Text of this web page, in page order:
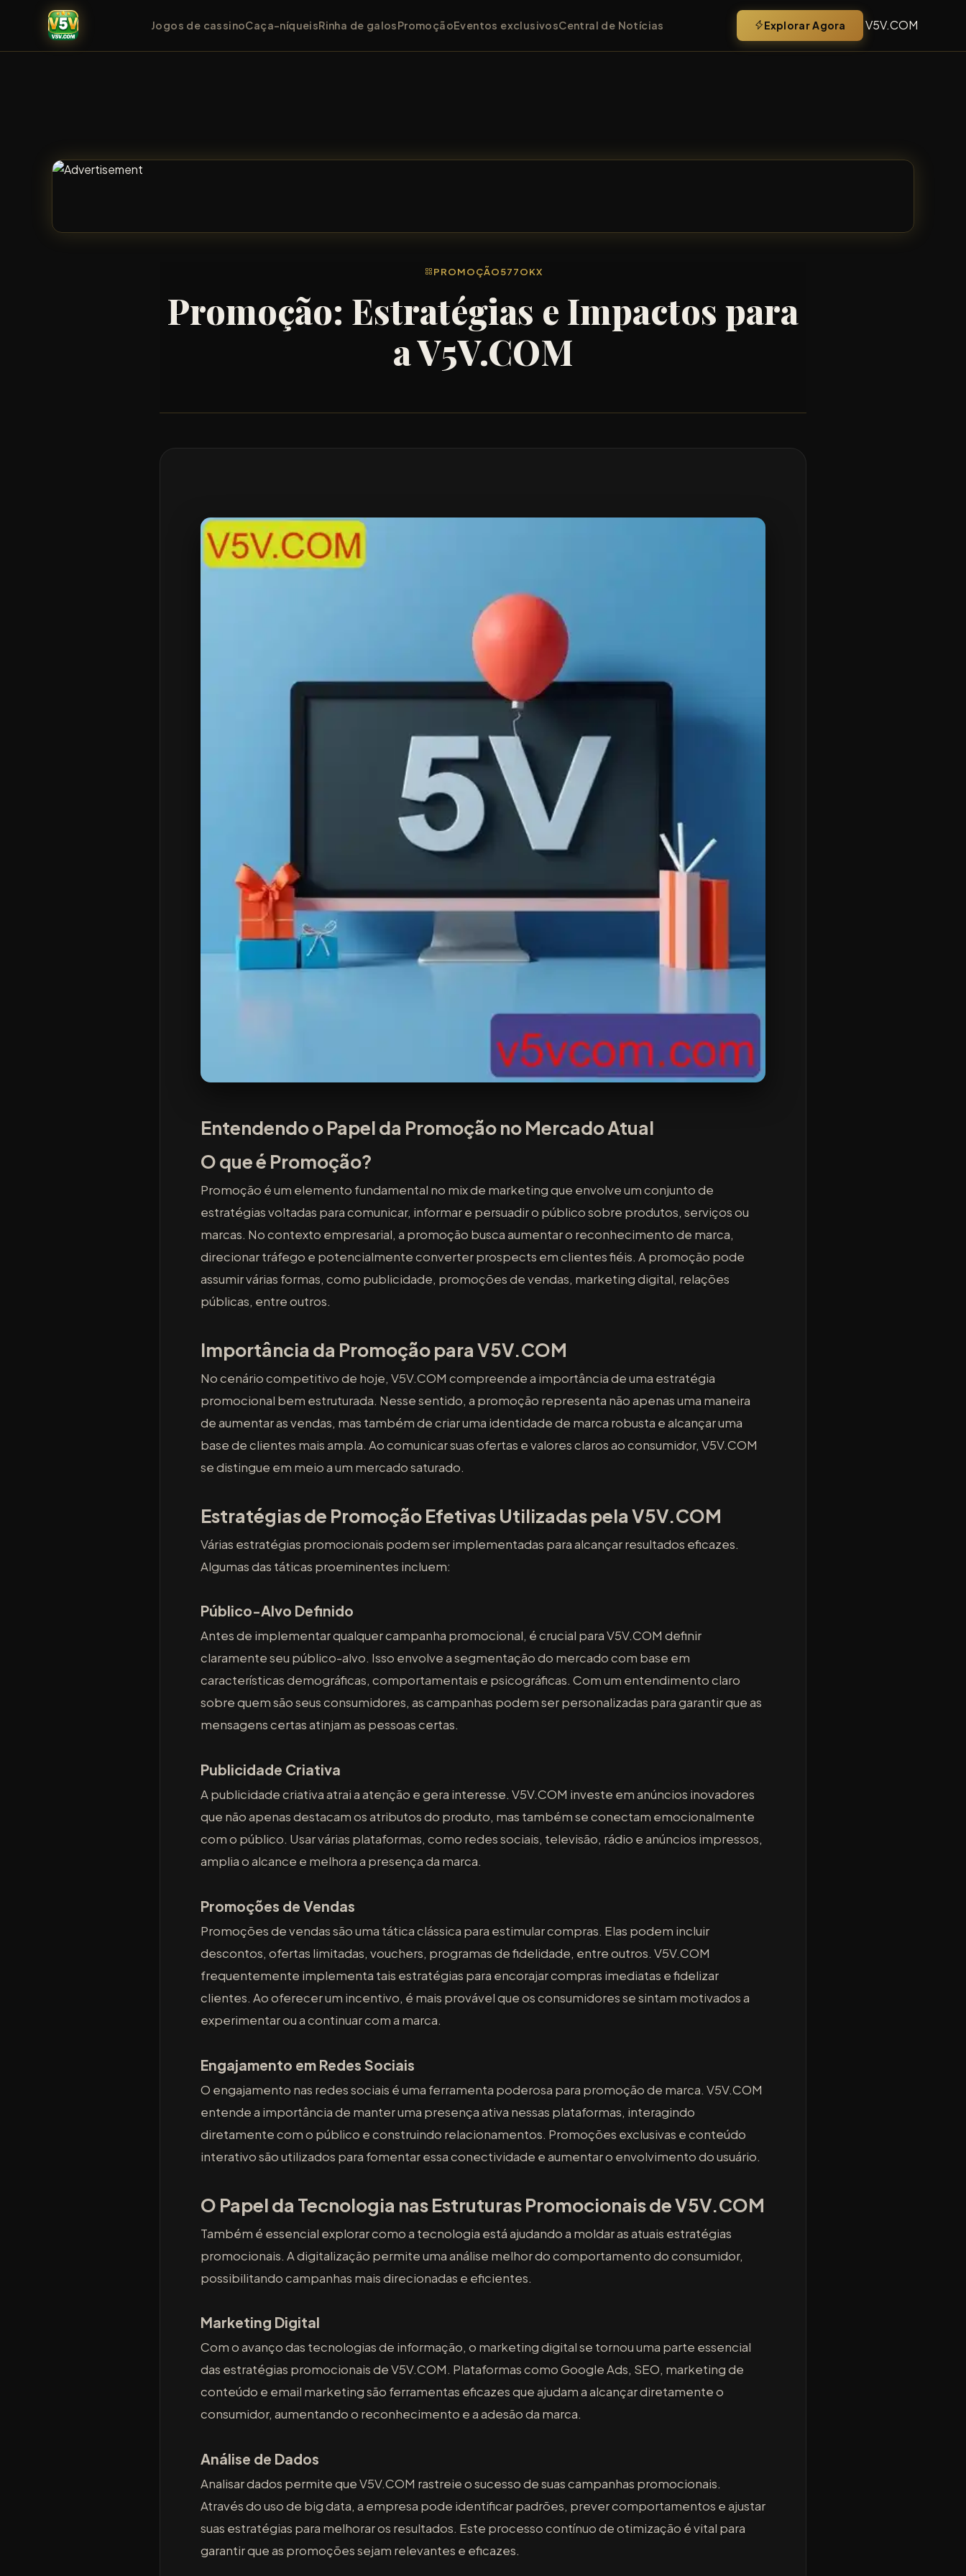
Jogos de cassinoCaça-níqueisRinha de galosPromoçãoEventos exclusivosCentral de Notícias Explorar Agora V5V.COM
PROMOÇÃO577OKX
Promoção: Estratégias e Impactos para
a V5V.COM
Entendendo o Papel da Promoção no Mercado Atual
O que é Promoção?
Promoção é um elemento fundamental no mix de marketing que envolve um conjunto de
estratégias voltadas para comunicar, informar e persuadir o público sobre produtos, serviços ou
marcas. No contexto empresarial, a promoção busca aumentar o reconhecimento de marca,
direcionar tráfego e potencialmente converter prospects em clientes fiéis. A promoção pode
assumir várias formas, como publicidade, promoções de vendas, marketing digital, relações
públicas, entre outros.
Importância da Promoção para V5V.COM
No cenário competitivo de hoje, V5V.COM compreende a importância de uma estratégia
promocional bem estruturada. Nesse sentido, a promoção representa não apenas uma maneira
de aumentar as vendas, mas também de criar uma identidade de marca robusta e alcançar uma
base de clientes mais ampla. Ao comunicar suas ofertas e valores claros ao consumidor, V5V.COM
se distingue em meio a um mercado saturado.
Estratégias de Promoção Efetivas Utilizadas pela V5V.COM
Várias estratégias promocionais podem ser implementadas para alcançar resultados eficazes.
Algumas das táticas proeminentes incluem:
Público-Alvo Definido
Antes de implementar qualquer campanha promocional, é crucial para V5V.COM definir
claramente seu público-alvo. Isso envolve a segmentação do mercado com base em
características demográficas, comportamentais e psicográficas. Com um entendimento claro
sobre quem são seus consumidores, as campanhas podem ser personalizadas para garantir que as
mensagens certas atinjam as pessoas certas.
Publicidade Criativa
A publicidade criativa atrai a atenção e gera interesse. V5V.COM investe em anúncios inovadores
que não apenas destacam os atributos do produto, mas também se conectam emocionalmente
com o público. Usar várias plataformas, como redes sociais, televisão, rádio e anúncios impressos,
amplia o alcance e melhora a presença da marca.
Promoções de Vendas
Promoções de vendas são uma tática clássica para estimular compras. Elas podem incluir
descontos, ofertas limitadas, vouchers, programas de fidelidade, entre outros. V5V.COM
frequentemente implementa tais estratégias para encorajar compras imediatas e fidelizar
clientes. Ao oferecer um incentivo, é mais provável que os consumidores se sintam motivados a
experimentar ou a continuar com a marca.
Engajamento em Redes Sociais
O engajamento nas redes sociais é uma ferramenta poderosa para promoção de marca. V5V.COM
entende a importância de manter uma presença ativa nessas plataformas, interagindo
diretamente com o público e construindo relacionamentos. Promoções exclusivas e conteúdo
interativo são utilizados para fomentar essa conectividade e aumentar o envolvimento do usuário.
O Papel da Tecnologia nas Estruturas Promocionais de V5V.COM
Também é essencial explorar como a tecnologia está ajudando a moldar as atuais estratégias
promocionais. A digitalização permite uma análise melhor do comportamento do consumidor,
possibilitando campanhas mais direcionadas e eficientes.
Marketing Digital
Com o avanço das tecnologias de informação, o marketing digital se tornou uma parte essencial
das estratégias promocionais de V5V.COM. Plataformas como Google Ads, SEO, marketing de
conteúdo e email marketing são ferramentas eficazes que ajudam a alcançar diretamente o
consumidor, aumentando o reconhecimento e a adesão da marca.
Análise de Dados
Analisar dados permite que V5V.COM rastreie o sucesso de suas campanhas promocionais.
Através do uso de big data, a empresa pode identificar padrões, prever comportamentos e ajustar
suas estratégias para melhorar os resultados. Este processo contínuo de otimização é vital para
garantir que as promoções sejam relevantes e eficazes.